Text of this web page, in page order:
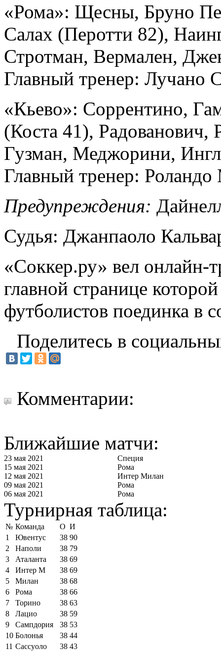
«Рома»: Щесны, Бруно
Салах (Перотти 82),
Стротман, Вермален,
Главный тренер: Лучано
«Кьево»: Соррентино,
(Коста 41), Радованович,
Гузман, Меджорини,
Главный тренер:
Предупреждения:
Судья: Джанпаоло
«Соккер.ру» вел онлайн-
главной странице
футболистов поединка в
Поделитесь в
Комментарии:
Ближайшие матчи:
23 мая 2021
Специя
15 мая 2021
Рома
12 мая 2021
Интер Милан
09 мая 2021
Рома
06 мая 2021
Рома
Турнирная таблица:
№ Команда О И
1
Ювентус 38 90
2
Наполи 38 79
3
Аталанта 38 69
4
Интер М 38 69
5
Милан 38 68
6
Рома 38 66
7
Торино 38 63
8
Лацио 38 59
9
Сампдория 38 53
10 Болонья 38 44
11 Сассуоло 38 43